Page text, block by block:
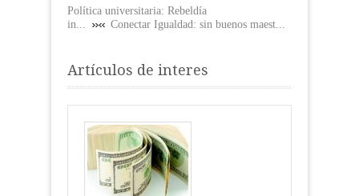
Política universitaria: Rebeldía
in...
Conectar Igualdad: sin buenos maest...
Artículos de interes